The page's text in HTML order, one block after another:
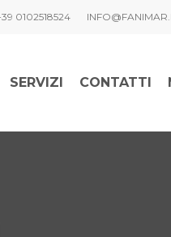
0102518524
SERVIZI CONTATTI